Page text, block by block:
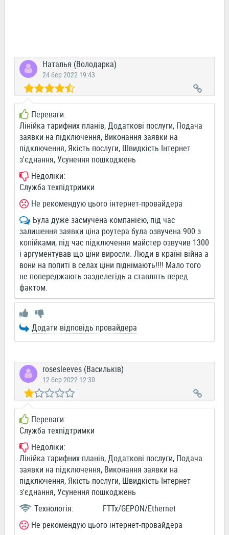
Наталья (Володарка)
24 бер 2022 19:43
Переваги:
Лінійка тарифних планів, Додаткові послуги, Подача
заявки на підключення, Виконання заявки на
підключення, Якість послуги, Швидкість Інтернет
з'єднання, Усунення пошкоджень
Недоліки:
Служба техпідтримки
Не рекомендую цього інтернет-провайдера
Була дуже засмучена компанією, під час
залишення заявки ціна роутера була озвучена 900 з
копійками, під час підключення майстер озвучив 1300
і аргументував що ціни виросли. Люди в країні війна а
вони на попиті в селах ціни піднімають!!!! Мало того
не попереджають зазделегідь а ставлять перед
фактом.
Додати відповідь провайдера
rosesleeves (Васильків)
12 бер 2022 12:30
Переваги:
Служба техпідтримки
Недоліки:
Лінійка тарифних планів, Додаткові послуги, Подача
заявки на підключення, Виконання заявки на
підключення, Якість послуги, Швидкість Інтернет
з'єднання, Усунення пошкоджень
Технологія:
FTTx/GEPON/Ethernet
Не рекомендую цього інтернет-провайдера